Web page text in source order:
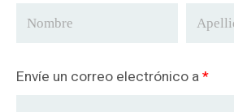
Envíe un correo electrónico a*